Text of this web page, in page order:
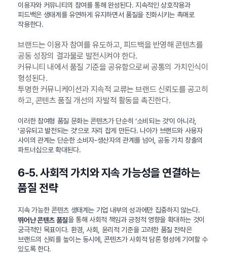
이용자와 커뮤니티의 참여를 통해 완성된다. 지속적인 상호작용과
피드백은 생태계를 유연하게 유지하면서 품질을 진화시키는 촉매로
작용한다.
브랜드는 이용자 참여를 유도하고, 피드백을 반영해 콘텐츠를
공동 성장의 결과물로 발전시켜야 한다.
커뮤니티 내에서 품질 기준을 공유함으로써 공통의 가치인식이
형성된다.
투명한 커뮤니케이션과 지속적 교류는 브랜드 신뢰도를 공고히
하고, 콘텐츠 품질 개선의 자발적 활동을 촉진한다.
이러한 참여형 품질 문화는 콘텐츠가 단순히 ‘소비되는 것’이 아니라,
‘공유되고 발전되는 것’으로 자리 잡게 만든다. 나아가 브랜드와 사용자
사이의 관계는 단순한 소비자-생산자의 관계를 넘어, 공동 가치 창출의
파트너십으로 확대된다.
6-5. 사회적 가치와 지속 가능성을 연결하는
품질 전략
지속 가능한 콘텐츠 생태계는 기업 내부의 성과에만 집중하지 않는다.
뛰어난 콘텐츠 품질을 통해 사회적 책임과 긍정적 영향을 확대하는 것이
궁극적인 목표이다. 환경, 사회, 윤리적 기준을 고려한 품질 전략은
브랜드의 신뢰를 높이는 동시에, 콘텐츠가 사회적 담론 형성에 기여할 수
있도록 한다.